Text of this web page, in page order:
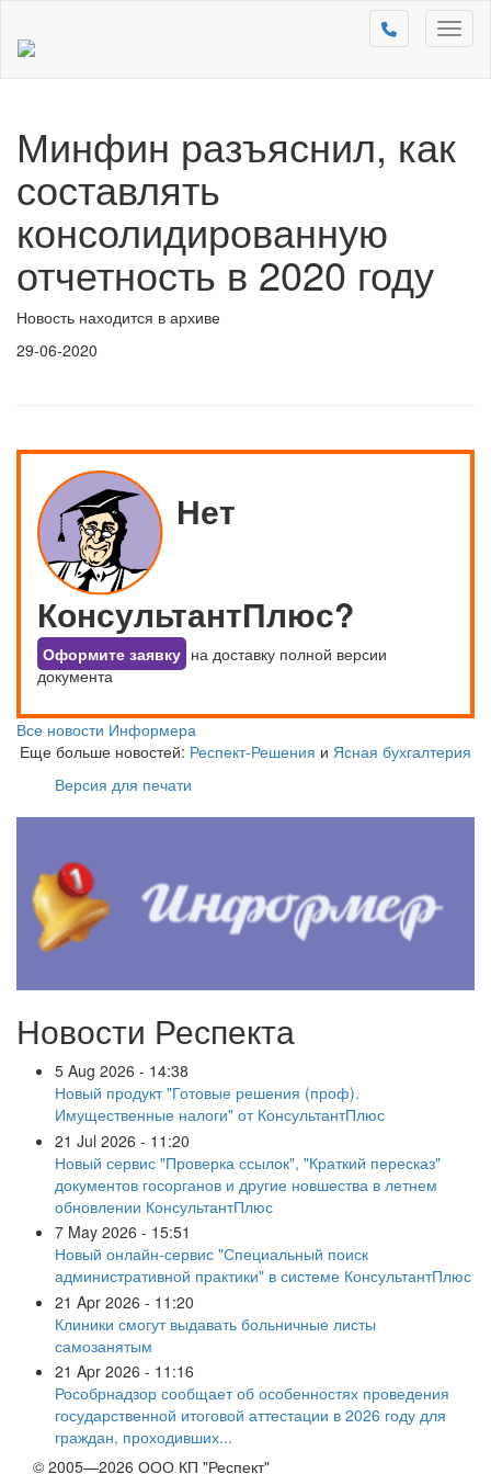
Минфин разъяснил, как
составлять
консолидированную
отчетность в 2020 году
Новость находится в архиве
29-06-2020
Нет
КонсультантПлюс?
Оформите заявку на доставку полной версии
документа
Все новости Информера
Еще больше новостей: Респект-Решения и Ясная бухгалтерия
Версия для печати
Новости Респекта
5 Aug 2026 - 14:38
Новый продукт "Готовые решения (проф).
Имущественные налоги" от КонсультантПлюс
21 Jul 2026 - 11:20
Новый сервис "Проверка ссылок", "Краткий пересказ"
документов госорганов и другие новшества в летнем
обновлении КонсультантПлюс
7 May 2026 - 15:51
Новый онлайн-сервис "Специальный поиск
административной практики" в системе КонсультантПлюс
21 Apr 2026 - 11:20
Клиники смогут выдавать больничные листы
самозанятым
21 Apr 2026 - 11:16
Рособрнадзор сообщает об особенностях проведения
государственной итоговой аттестации в 2026 году для
граждан, проходивших...
© 2005—2026 ООО КП "Респект"